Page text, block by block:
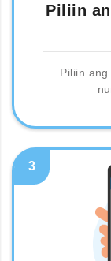
Piliin
Piliin
3